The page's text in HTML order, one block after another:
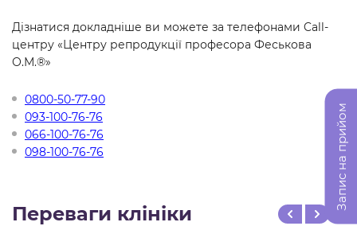
Дізнатися докладніше ви можете за телефонами Call-
центру «Центру репродукції професора Феськова
О.М.®»
0800-50-77-90
093-100-76-76
066-100-76-76
098-100-76-76
Переваги клініки
Запис на прийом